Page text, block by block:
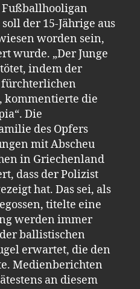
der 15-Jährige aus
worden sein,
wurde. „Der Junge
indem der
fürchterlichen
kommentierte die
Die
des Opfers
mit Abscheu
in Griechenland
dass der Polizist
hat. Das sei, als
titelte eine
werden immer
ballistischen
erwartet, die den
Medienberichten
an diesem